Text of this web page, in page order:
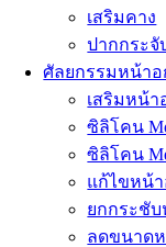
เสริมคาง
ปากกระจั
ศัลยกรรมหน้า
เสริมหน้
ซิลิโคน
ซิลิโคน
แก้ไขหน้
ยกกระชั
ลดขนาด